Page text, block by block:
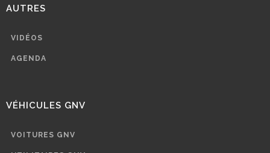
AUTRES
VIDÉOS
AGENDA
VÉHICULES GNV
VOITURES GNV